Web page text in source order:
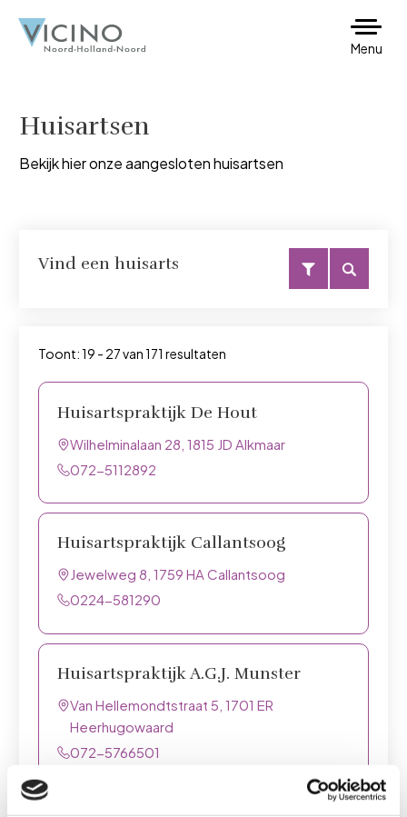
Menu
Huisartsen
Bekijk hier onze aangesloten huisartsen
Vind een huisarts
Toont: 19 - 27 van 171 resultaten
Huisartspraktijk De Hout
Wilhelminalaan 28, 1815 JD Alkmaar
072-5112892
Huisartspraktijk Callantsoog
Jewelweg 8, 1759 HA Callantsoog
0224-581290
Huisartspraktijk A.G.J. Munster
Van Hellemondtstraat 5, 1701 ER
Heerhugowaard
072-5766501